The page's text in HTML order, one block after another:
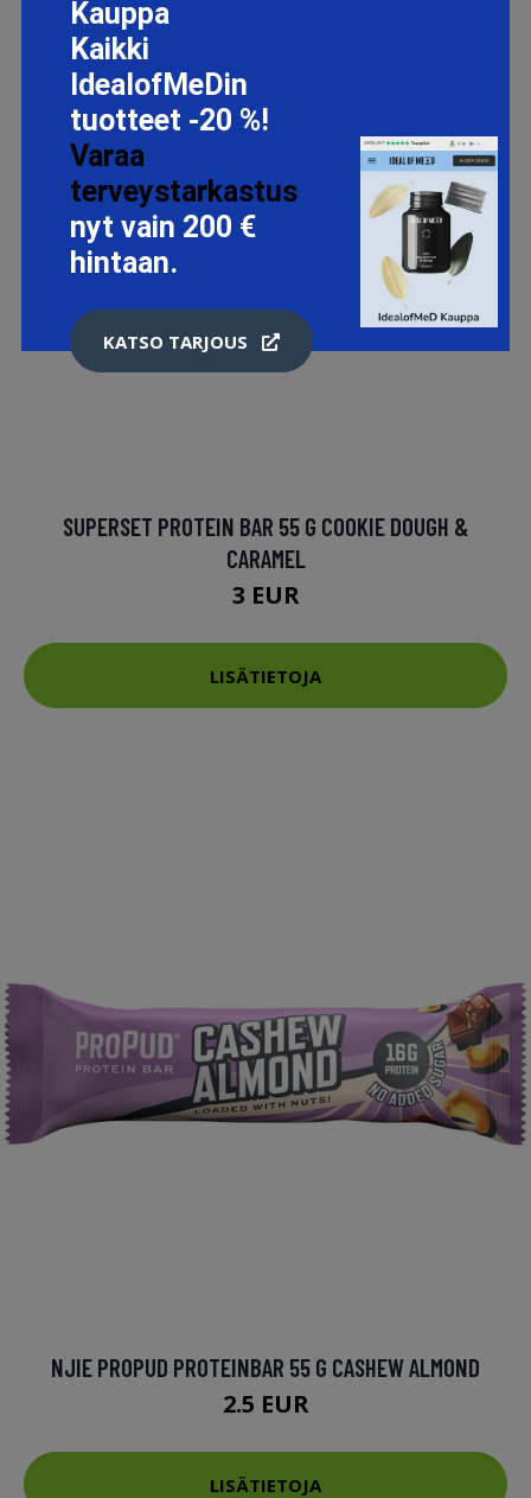
SUPERSET PROTEIN BAR 55 G COOKIE DOUGH &
CARAMEL
3 EUR
LISÄTIETOJA
NJIE PROPUD PROTEINBAR 55 G CASHEW ALMOND
2.5 EUR
LISÄTIETOJA
Kauppa
Kaikki
IdealofMeDin
tuotteet -20 %!
Varaa
terveystarkastus
nyt vain 200 €
hintaan.
KATSO TARJOUS